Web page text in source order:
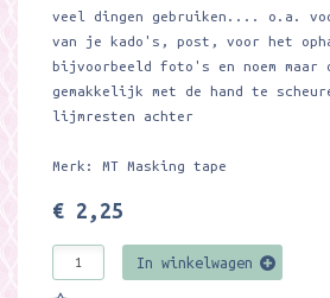
veel dingen gebruiken.... o.a.
van je kado's, post, voor het
bijvoorbeeld foto's en noem maar
gemakkelijk met de hand te
lijmresten achter
Merk: MT Masking tape
€ 2,25
In winkelwagen